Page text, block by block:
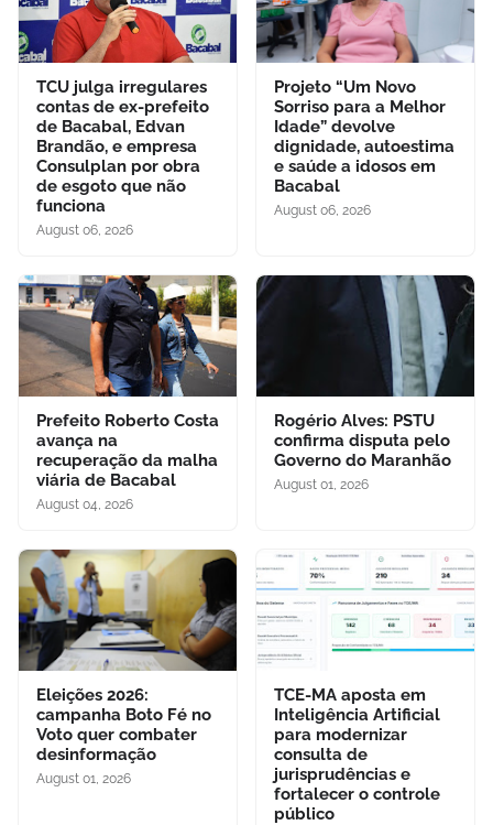
TCU julga irregulares
contas de ex-prefeito
de Bacabal, Edvan
Brandão, e empresa
Consulplan por obra
de esgoto que não
funciona
August 06, 2026
Projeto “Um Novo
Sorriso para a Melhor
Idade” devolve
dignidade, autoestima
e saúde a idosos em
Bacabal
August 06, 2026
Prefeito Roberto Costa
avança na
recuperação da malha
viária de Bacabal
August 04, 2026
Rogério Alves: PSTU
confirma disputa pelo
Governo do Maranhão
August 01, 2026
Eleições 2026:
campanha Boto Fé no
Voto quer combater
desinformação
August 01, 2026
TCE-MA aposta em
Inteligência Artificial
para modernizar
consulta de
jurisprudências e
fortalecer o controle
público